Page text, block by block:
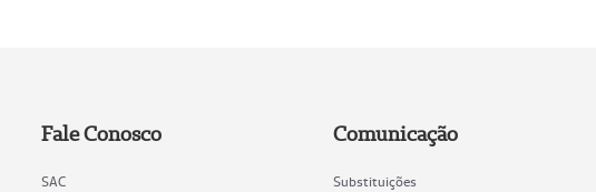
Fale Conosco
SAC
Comunicação
Substituições